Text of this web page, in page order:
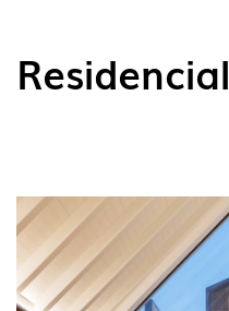
Residencial